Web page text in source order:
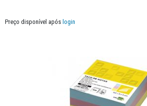
Preço disponível após login